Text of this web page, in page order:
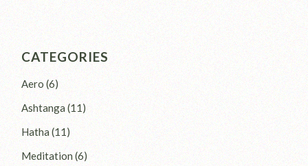
CATEGORIES
Aero(6)
Ashtanga(11)
Hatha(11)
Meditation(6)